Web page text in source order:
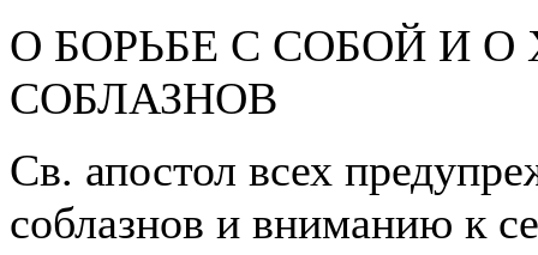
О БОРЬБЕ С СОБОЙ И О
СОБЛАЗНОВ
Св. апостол всех
соблазнов и вниманию к